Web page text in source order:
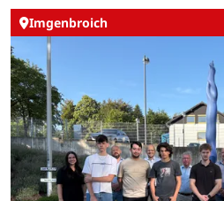
Imgenbroich